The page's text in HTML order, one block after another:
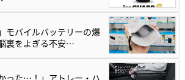
モバイルバッテリーの爆
裏をよぎる不安…
った…！」アトレー・ハ